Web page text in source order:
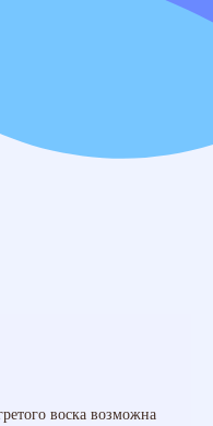
воска возможна